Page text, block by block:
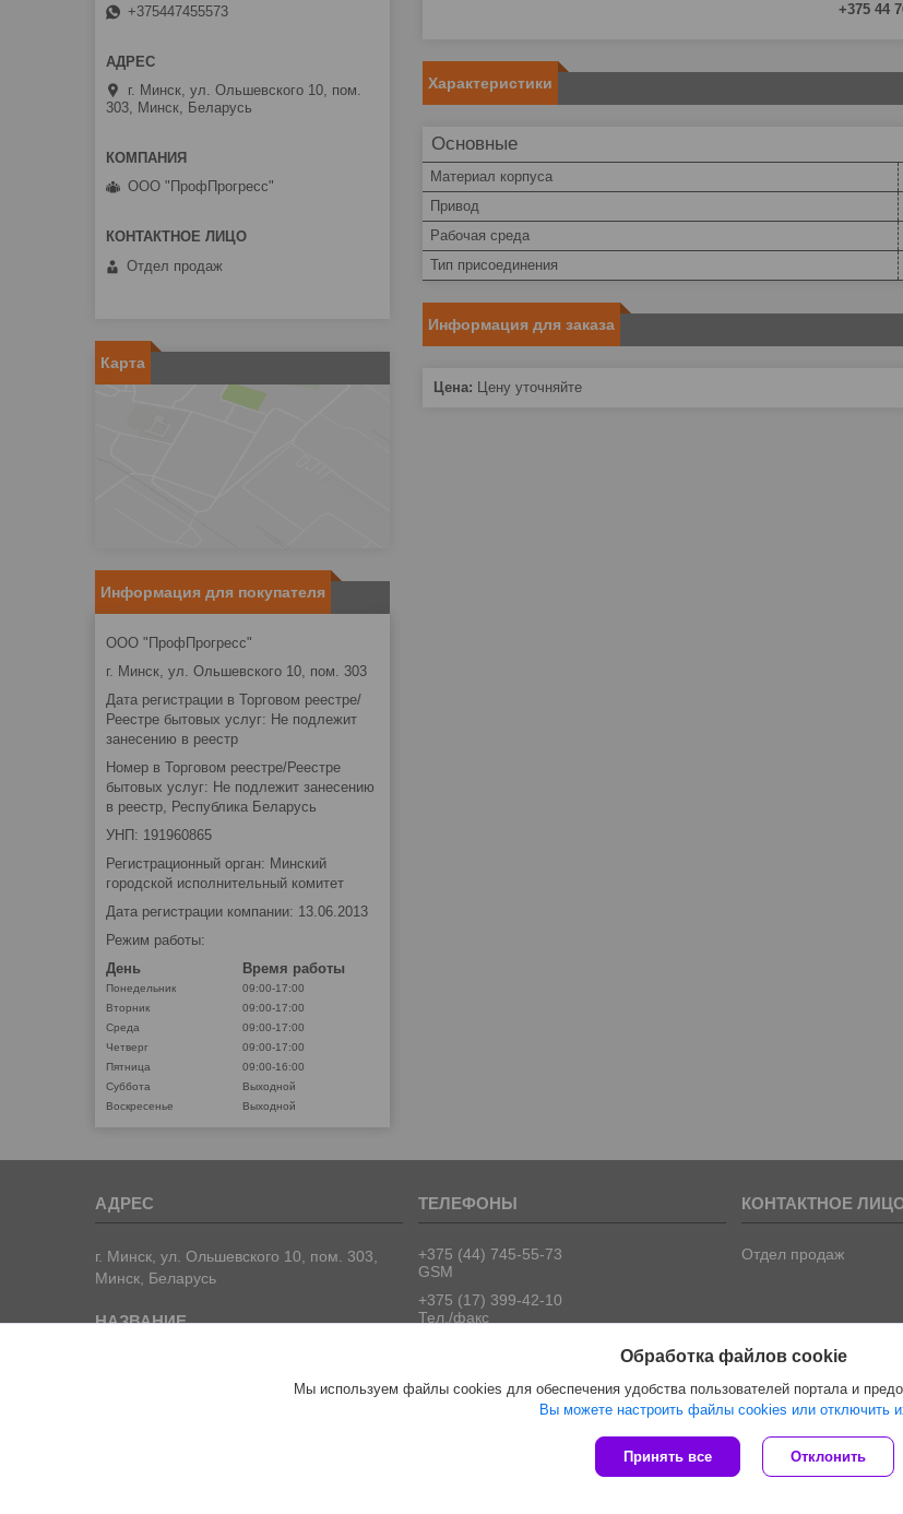
+375 44
Характеристики
Основные
Материал корпуса
Привод
Рабочая среда
Тип присоединения
Информация для заказа
Цена: Цену уточняйте
+375447455573
г. Минск, ул. Ольшевского 10, пом.
303, Минск, Беларусь
ООО "ПрофПрогресс"
Отдел продаж
Карта
Информация для покупателя
ООО "ПрофПрогресс"
г. Минск, ул. Ольшевского 10, пом. 303
Дата регистрации в Торговом реестре/
Реестре бытовых услуг: Не подлежит
занесению в реестр
Номер в Торговом реестре/Реестре
бытовых услуг: Не подлежит занесению
в реестр, Республика Беларусь
УНП: 191960865
Регистрационный орган: Минский
городской исполнительный комитет
Дата регистрации компании: 13.06.2013
Режим работы:
День
Время работы
Понедельник
09:00-17:00
Вторник
09:00-17:00
Среда
09:00-17:00
Четверг
09:00-17:00
Пятница
09:00-16:00
Суббота
Выходной
Воскресенье
Выходной
г. Минск, ул. Ольшевского 10, пом. 303,
Минск, Беларусь
+375 (44) 745-55-73
GSM
+375 (17) 399-42-10
Тел./факс
Отдел продаж
Сайт создан на платформе Deal.by
Политика обработки файлов cookies
Обработка файлов cookie
Мы используем файлы cookies для обеспечения удобства пользователей портала и
Вы можете настроить файлы cookies или отключить
Принять все Отклонить